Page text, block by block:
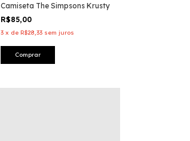
Camiseta The Simpsons Krusty
R$85,00
3 x de R$28,33 sem juros
Comprar